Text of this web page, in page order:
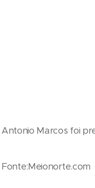
Antonio Marcos foi
Fonte:Meionorte.com